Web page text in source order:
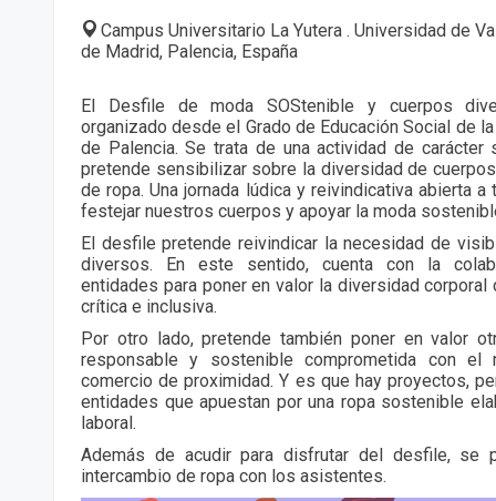
Campus Universitario La Yutera . Universidad de
de Madrid, Palencia, España
El Desfile de moda SOStenible y cuerpos
organizado desde el Grado de Educación Social de
de Palencia. Se trata de una actividad de carácter
pretende sensibilizar sobre la diversidad de
de ropa. Una jornada lúdica y reivindicativa abierta a
festejar nuestros cuerpos y apoyar la moda
El desfile pretende reivindicar la necesidad de
diversos. En este sentido, cuenta con la
entidades para poner en valor la diversidad
crítica e inclusiva.
Por otro lado, pretende también poner en valor
responsable y sostenible comprometida con
comercio de proximidad. Y es que hay proyectos,
entidades que apuestan por una ropa sostenible
laboral.
Además de acudir para disfrutar del desfile, se
intercambio de ropa con los asistentes.